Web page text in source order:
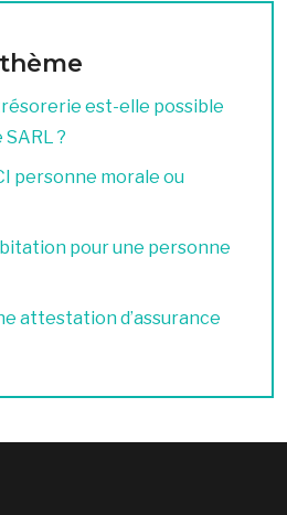
est-elle possible
?
personne morale ou
pour une personne
attestation d’assurance